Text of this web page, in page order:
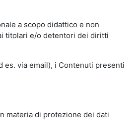
a scopo didattico e non
titolari e/o detentori dei diritti
es. via email), i Contenuti presenti
materia di protezione dei dati